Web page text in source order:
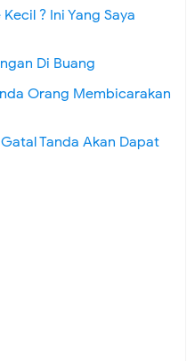
? Ini Yang Saya
Di Buang
Orang Membicarakan
Tanda Akan Dapat